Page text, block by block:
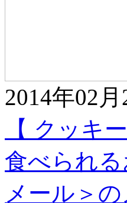
2014年02月
【 クッキ
食べられ
メール＞